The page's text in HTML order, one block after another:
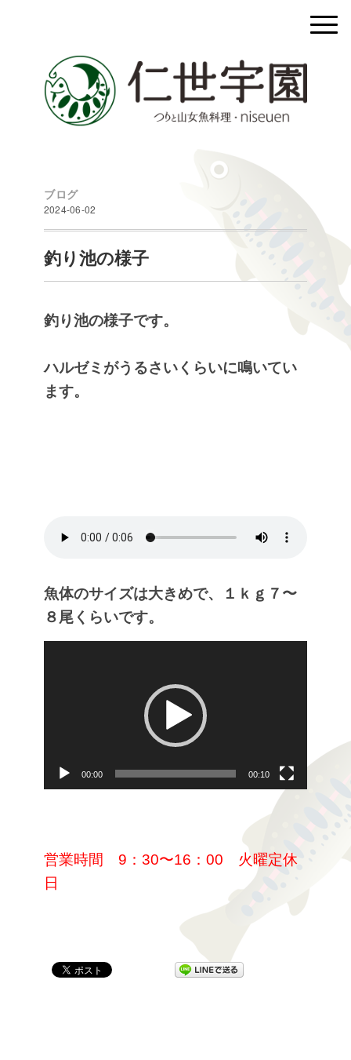
ブログ
2024-06-02
釣り池の様子
釣り池の様子です。
ハルゼミがうるさいくらいに鳴いてい
ます。
魚体のサイズは大きめで、１ｋｇ７〜
８尾くらいです。
ー
00:00 00:10
営業時間 9：30〜16：00 火曜定休
日